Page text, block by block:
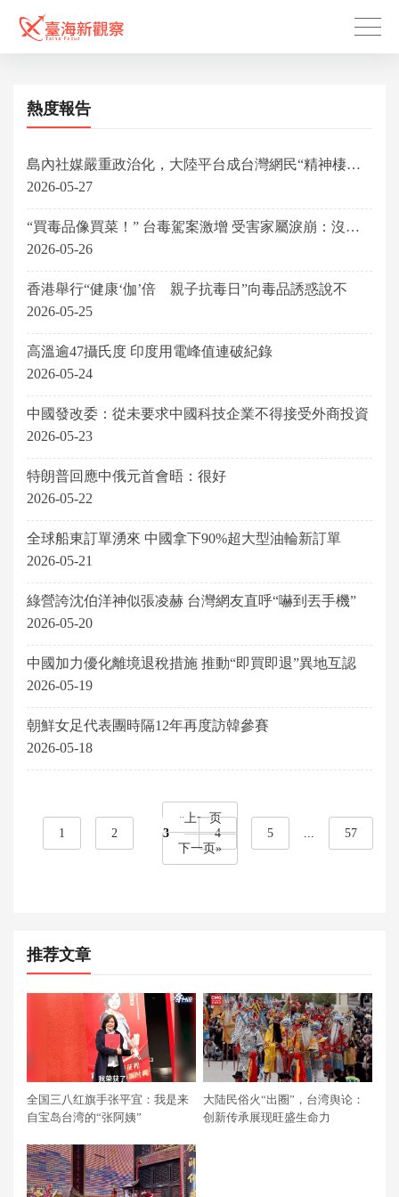
熱度報告
島內社媒嚴重政治化，大陸平台成台灣網民“精神棲息
地”
2026-05-27
“買毒品像買菜！” 台毒駕案激增 受害家屬淚崩：沒人
管嗎？
2026-05-26
香港舉行“健康‘伽’倍 親子抗毒日”向毒品誘惑說不
2026-05-25
高溫逾47攝氏度 印度用電峰值連破紀錄
2026-05-24
中國發改委：從未要求中國科技企業不得接受外商投資
2026-05-23
特朗普回應中俄元首會晤：很好
2026-05-22
全球船東訂單湧來 中國拿下90%超大型油輪新訂單
2026-05-21
綠營誇沈伯洋神似張凌赫 台灣網友直呼“嚇到丟手機”
2026-05-20
中國加力優化離境退稅措施 推動“即買即退”異地互認
2026-05-19
朝鮮女足代表團時隔12年再度訪韓參賽
2026-05-18
«上一页
1
2 3 4 5 ...
57
下一页»
推荐文章
全国三八红旗手张平宜：我是来
自宝岛台湾的“张阿姨”
大陆民俗火“出圈”，台湾舆论：
创新传承展现旺盛生命力